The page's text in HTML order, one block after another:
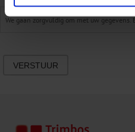
We gaan zorgvuldig om met uw gegevens.
VERSTUUR